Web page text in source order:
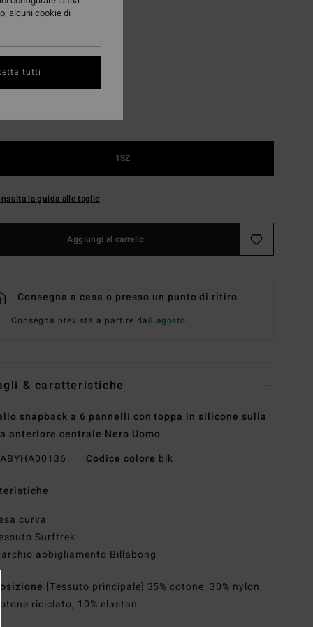
1SZ
la guida alle taglie
Aggiungi al carrello
Consegna a casa o presso un punto di ritiro
Consegna prevista a partire da8 agosto
& caratteristiche
snapback a 6 pannelli con toppa in silicone sulla
anteriore centrale Nero Uomo
ABYHA00136 Codice colore blk
curva
Surftrek
abbigliamento Billabong
[Tessuto principale] 35% cotone, 30% nylon,
riciclato, 10% elastan
alcuni cookie di
tutti